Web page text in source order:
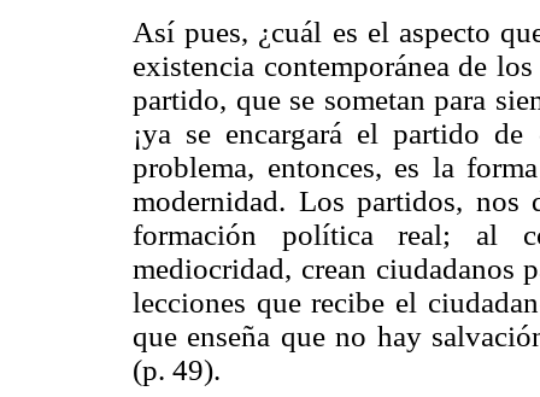
Así pues, ¿cuál es el aspecto
existencia contemporánea de
partido, que se sometan para
¡ya se encargará el partido
problema, entonces, es la
modernidad. Los partidos,
formación política real; al
mediocridad, crean ciudadanos
lecciones que recibe el
que enseña que no hay
(p. 49).